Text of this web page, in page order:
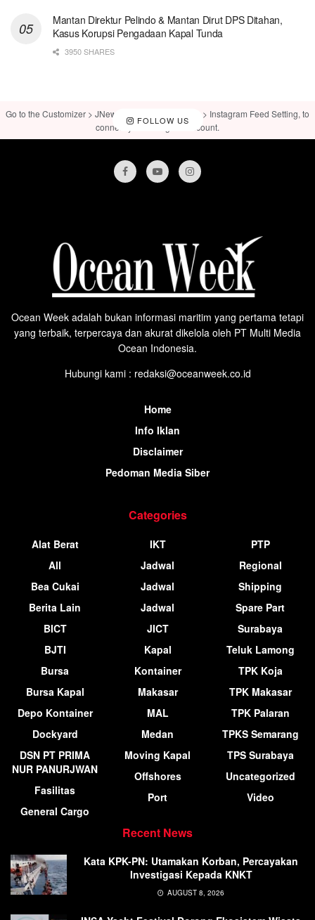
Mantan Direktur Pelindo & Mantan Dirut DPS Ditahan,
Kasus Korupsi Pengadaan Kapal Tunda
3950 SHARES
FOLLOW US
Go to the Customizer > JNews : Social, Like & View > Instagram Feed Setting, to
connect your Instagram account.
Ocean Week adalah bukan informasi maritim yang pertama tetapi
yang terbaik, terpercaya dan akurat dikelola oleh PT Multi Media
Ocean Indonesia.
Hubungi kami : redaksi@oceanweek.co.id
Home
Info Iklan
Disclaimer
Pedoman Media Siber
Categories
Alat Berat
All
Bea Cukai
Berita Lain
BICT
BJTI
Bursa
Bursa Kapal
Depo Kontainer
Dockyard
DSN PT PRIMA
NUR PANURJWAN
Fasilitas
General Cargo
IKT
Jadwal
Jadwal
Jadwal
JICT
Kapal
Kontainer
Makasar
MAL
Medan
Moving Kapal
Offshores
Port
PTP
Regional
Shipping
Spare Part
Surabaya
Teluk Lamong
TPK Koja
TPK Makasar
TPK Palaran
TPKS Semarang
TPS Surabaya
Uncategorized
Video
Recent News
Kata KPK-PN: Utamakan Korban, Percayakan
Investigasi Kepada KNKT
AUGUST 8, 2026